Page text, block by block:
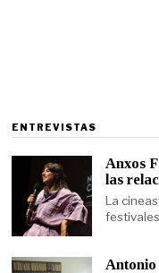
ENTREVISTAS
Anxos
las
La
Antonio